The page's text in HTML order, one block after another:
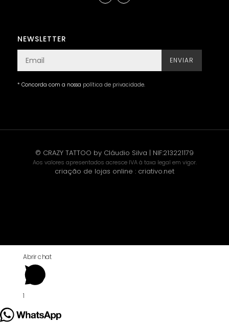
NEWSLETTER
ENVIAR
* Concorda com a nossa política de privacidade.
© CRAZY TATTOO by Cláudio Silva | NIF:213221179
Aos valores apresentados acresce IVA à taxa legal em vigor.
criação de lojas online : criativo.net
Abrir chat
1